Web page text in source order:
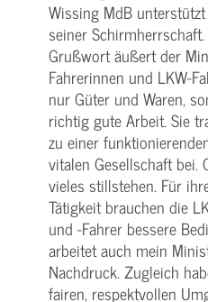
Wissing MdB
seiner
Grußwort äußert der
Fahrerinnen und LKW-
nur Güter und Waren,
richtig gute Arbeit. Sie
zu einer
vitalen Gesellschaft bei.
vieles stillstehen. Für
Tätigkeit brauchen die
und -Fahrer bessere
arbeitet auch mein
Nachdruck. Zugleich
fairen, respektvollen